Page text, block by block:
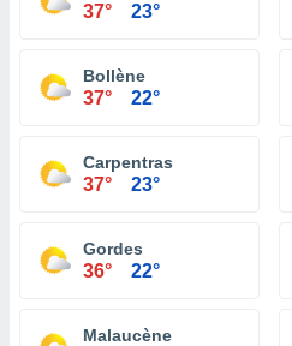
37° 23°
Bollène
37° 22°
Carpentras
37° 23°
Gordes
36° 22°
Malaucène